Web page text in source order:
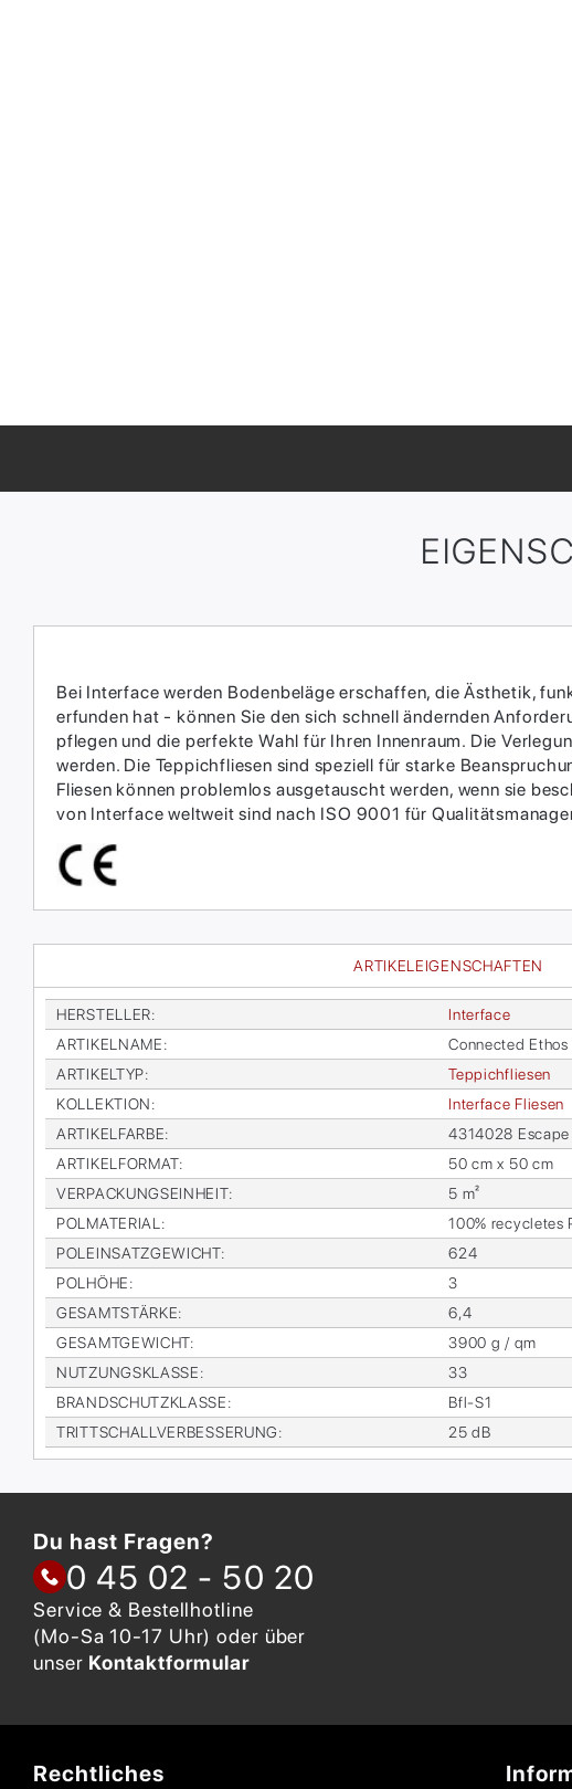
ARTIKELEIGENSCHAFTEN
HER­STEL­LER:
In­ter­face
AR­TI­KEL­NA­ME:
Con­nec­ted Ethos
AR­TI­KEL­TYP:
Tep­pich­flie­sen
KOL­LEK­TI­ON:
In­ter­face Flie­sen
AR­TI­KEL­FAR­BE:
4314028 Es­cape
AR­TI­KEL­FOR­MAT:
50 cm x 50 cm
VER­PA­CKUNGS­EIN­HEIT:
5 m²
POL­MA­TE­RI­AL:
100% re­cy­cle­tes
POL­EIN­SATZ­GE­WICHT:
624
POL­HÖ­HE:
3
GE­SAMT­STÄR­KE:
6,4
GE­SAMT­GE­WICHT:
3900 g / qm
NUT­ZUNGS­KLAS­SE:
33
BRAND­SCHUTZ­KLAS­SE:
Bfl-S1
TRITT­SCHALL­VER­BES­SE­RUNG: 25 dB
Bei Interface werden Bodenbeläge erschaffen, die Ästhetik,
erfunden hat - können Sie den sich schnell ändernden
pflegen und die perfekte Wahl für Ihren Innenraum.​ Die
werden.​ Die Teppichfliesen sind speziell für starke
Fliesen können problemlos ausgetauscht werden, wenn sie
von Interface weltweit sind nach ISO 9001 für
Du hast Fragen?
0 45 02 - 50 20
Service & Bestellhotline
(Mo-Sa 10-17 Uhr) oder über
unser Kontaktformular
Rechtliches